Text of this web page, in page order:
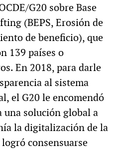
G20 sobre Base
(BEPS, Erosión de
de beneficio), que
139 países o
En 2018, para darle
al sistema
el G20 le encomendó
una solución global a
la digitalización de la
consensuarse